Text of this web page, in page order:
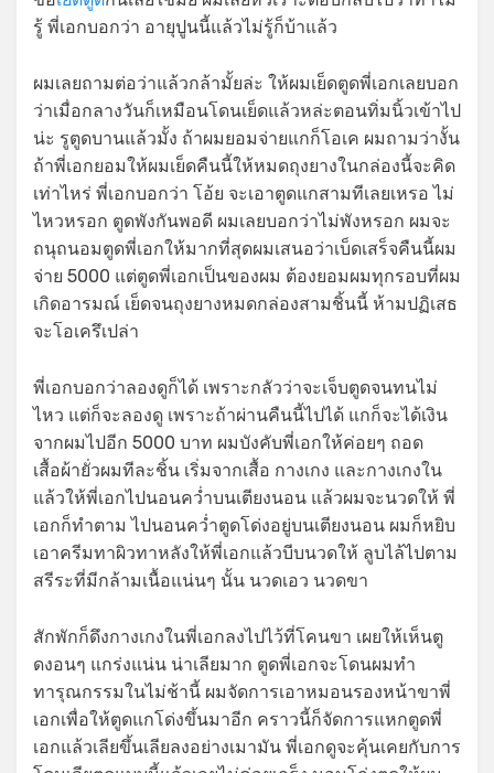
รู้ พี่เอกบอกว่า อายุปูนนี้แล้วไม่รู้ก็บ้าแล้ว
ผมเลยถามต่อว่าแล้วกล้ามั้ยล่ะ ให้ผมเย็ดตูดพี่เอกเลยบอก
ว่าเมื่อกลางวันก็เหมือนโดนเย็ดแล้วหล่ะตอนทิ่มนิ้วเข้าไป
น่ะ รูตูดบานแล้วมั้ง ถ้าผมยอมจ่ายแกก็โอเค ผมถามว่างั้น
ถ้าพี่เอกยอมให้ผมเย็ดคืนนี้ให้หมดถุงยางในกล่องนี้จะคิด
เท่าไหร่ พี่เอกบอกว่า โอ้ย จะเอาตูดแกสามทีเลยเหรอ ไม่
ไหวหรอก ตูดพังกันพอดี ผมเลยบอกว่าไม่พังหรอก ผมจะ
ถนุถนอมตูดพี่เอกให้มากที่สุดผมเสนอว่าเบ็ดเสร็จคืนนี้ผม
จ่าย 5000 แต่ตูดพี่เอกเป็นของผม ต้องยอมผมทุกรอบที่ผม
เกิดอารมณ์ เย็ดจนถุงยางหมดกล่องสามชิ้นนี้ ห้ามปฏิเสธ
จะโอเครึเปล่า
พี่เอกบอกว่าลองดูก็ได้ เพราะกลัวว่าจะเจ็บตูดจนทนไม่
ไหว แต่ก็จะลองดู เพราะถ้าผ่านคืนนี้ไปได้ แกก็จะได้เงิน
จากผมไปอีก 5000 บาท ผมบังคับพี่เอกให้ค่อยๆ ถอด
เสื้อผ้ายั่วผมทีละชิ้น เริ่มจากเสื้อ กางเกง และกางเกงใน
แล้วให้พี่เอกไปนอนคว่ำบนเตียงนอน แล้วผมจะนวดให้ พี่
เอกก็ทำตาม ไปนอนคว่ำตูดโด่งอยู่บนเตียงนอน ผมก็หยิบ
เอาครีมทาผิวทาหลังให้พี่เอกแล้วบีบนวดให้ ลูบไล้ไปตาม
สรีระที่มีกล้ามเนื้อแน่นๆ นั้น นวดเอว นวดขา
สักพักก็ดึงกางเกงในพี่เอกลงไปไว้ที่โคนขา เผยให้เห็นตู
ดงอนๆ แกร่งแน่น น่าเลียมาก ตูดพี่เอกจะโดนผมทำ
ทารุณกรรมในไม่ช้านี้ ผมจัดการเอาหมอนรองหน้าขาพี่
เอกเพื่อให้ตูดแกโด่งขึ้นมาอีก คราวนี้ก็จัดการแหกตูดพี่
เอกแล้วเลียขึ้นเลียลงอย่างเมามัน พี่เอกดูจะคุ้นเคยกับการ